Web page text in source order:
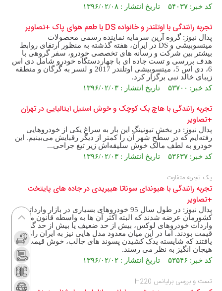
کد خبر: ۵۴۰۳۷ تاریخ انتشار : ۱۳۹۶/۰۲/۰۸
تجربه رانندگی با اوتلندر و خانواده DS با طعم هوای پاک +تصاویر
پدال نیوز: گروه آرین سرمایه نماینده رسمی محصولات
میتسوبیشی و DS در ایران، هفته گذشته به منظور ارتقای روابط
بیشتر بین شرکت و رسانه های تخصصی خودرو، سفر گروهی با
هدف بررسی و تست جاده ای با چهاردستگاه خودرو شامل دی اس
6، دی اس 5، میتسوبیشی اوتلندر 2017 و لنسر به گرگان و منطقه
زیبای خالد نبی برگزار کرد.
کد خبر: ۵۳۷۰۰ تاریخ انتشار : ۱۳۹۶/۰۲/۰۳
تجربه رانندگی با هاچ بک کوچک و خوش استیل ایتالیایی در تهران
+تصاویر
پدال نیوز: در بخش تیونینگ این بار به سراغ یکی از خودروهایی
رفته‌ایم که در سطح شهر آن را کمتر از دیگر رقبایش می‌بینیم. این
خودرو به لطف مالک خوش سلیقه‌اش زیر تیغ جراحی...
کد خبر: ۵۳۶۳۷ تاریخ انتشار : ۱۳۹۶/۰۲/۰۳
یک تجربه متفاوت
تجربه رانندگی با هیوندای سوناتا هیبریدی در جاده های پایتخت
+تصاویر
پدال نیوز: در طول سال 95 خودروهای بسیاری در بازار وارداتی
کشورمان عرضه شدند که البته اکثر آن ها به واسطه قانون منع
واردات خودروهای لوکس، بیش از حد ضعیف یا بیش از حد گران
قیمت بودند. اما در این میان معدود مدل هایی نیز به ایران راه
یافتند که شایسته یدک کشیدن پسوند های جالب، خوش قیمت یا
هیجان انگیز به نظر می رسند.
کد خبر: ۵۳۵۴۶ تاریخ انتشار : ۱۳۹۶/۰۲/۰۲
تست و بررسی برلیانس H220